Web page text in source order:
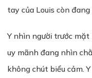
tay của Louis còn
Y nhìn người trước
uy mãnh đang nhìn
không chút biểu cảm.